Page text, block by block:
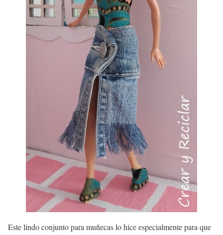
Este lindo conjunto para muñecas lo hice especialmente para que